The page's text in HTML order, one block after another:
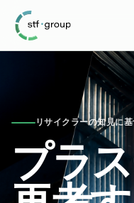
リサイクラーの知見に
プラ